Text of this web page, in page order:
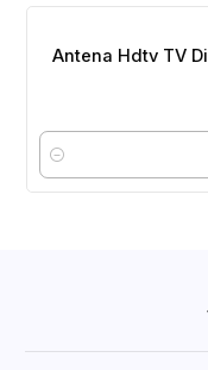
Antena Hdtv TV
Cantidad